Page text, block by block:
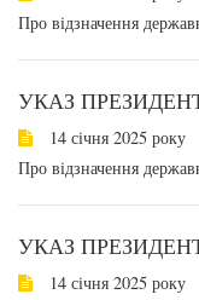
Про відзначення
УКАЗ
14 січня 2025 року
Про відзначення
УКАЗ
14 січня 2025 року